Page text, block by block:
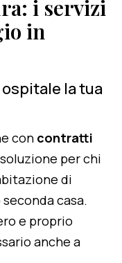
i servizi
in
la tua
con contratti
per chi
di
casa.
e proprio
anche a